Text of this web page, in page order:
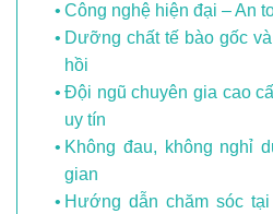
Công nghệ hiện đại – An
Dưỡng chất tế bào gốc
hồi
Đội ngũ chuyên gia cao
uy tín
Không đau, không nghỉ
gian
Hướng dẫn chăm sóc